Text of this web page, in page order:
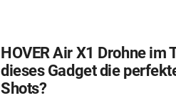
HOVER Air X1 Drohne im
dieses Gadget die
Shots?